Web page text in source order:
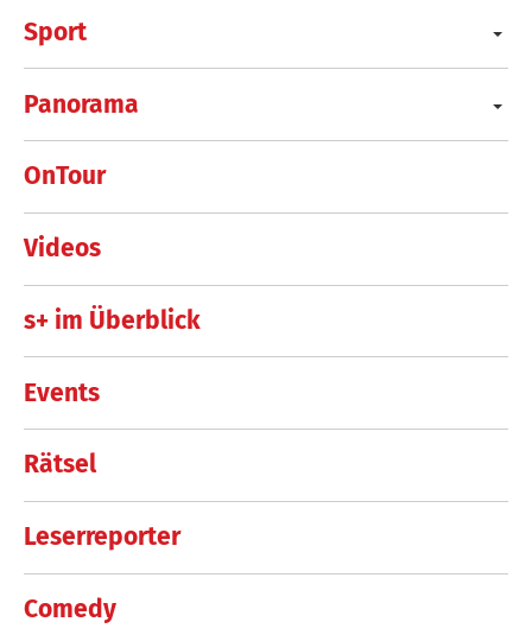
Sport
Panorama
OnTour
Videos
s+ im Überblick
Events
Rätsel
Leserreporter
Comedy